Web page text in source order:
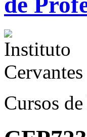
Cursos